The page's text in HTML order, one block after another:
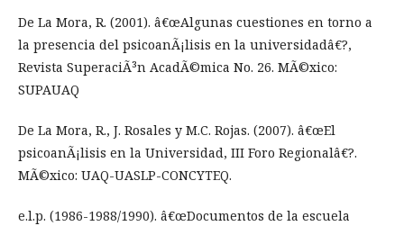
De La Mora, R. (2001). â€œAlgunas cuestiones en torno a
la presencia del psicoanÃ¡lisis en la universidadâ€?,
Revista SuperaciÃ³n AcadÃ©mica No. 26. MÃ©xico:
SUPAUAQ
De La Mora, R., J. Rosales y M.C. Rojas. (2007). â€œEl
psicoanÃ¡lisis en la Universidad, III Foro Regionalâ€?.
MÃ©xico: UAQ-UASLP-CONCYTEQ.
e.l.p. (1986-1988/1990). â€œDocumentos de la escuela